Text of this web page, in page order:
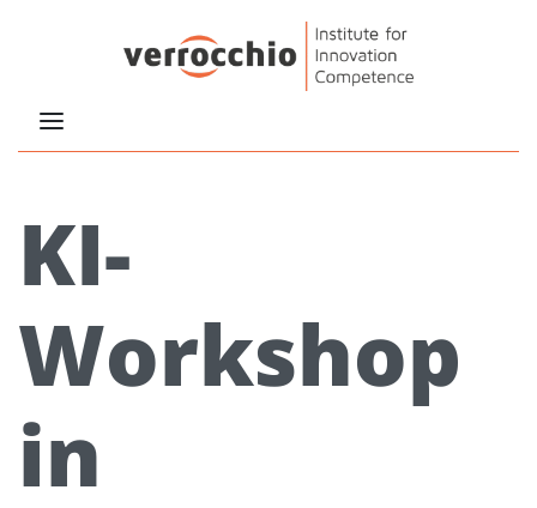
KI-
Workshop
in